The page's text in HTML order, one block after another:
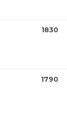
1830
1790